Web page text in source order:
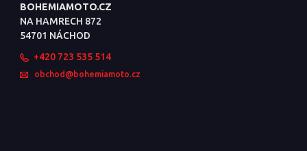
BOHEMIAMOTO.CZ
NA HAMRECH 872
54701 NÁCHOD
+420 723 535 514
obchod@bohemiamoto.cz